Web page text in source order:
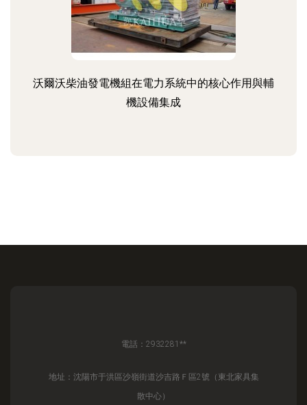
沃爾沃柴油發電機組在電力系統中的核心作用與輔
機設備集成
電話：2932281**
地址：沈陽市于洪區沙嶺街道沙吉路Ｆ區2號（東北家具集
散中心）